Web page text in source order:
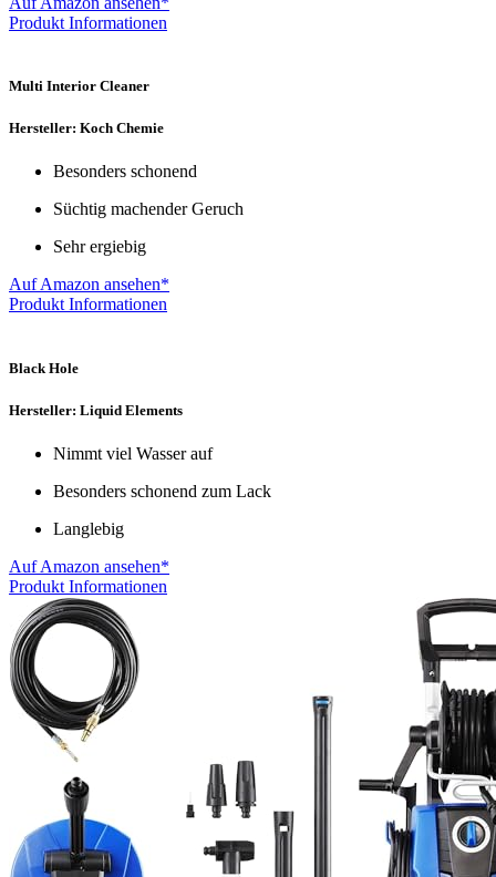
Produkt Informationen
Multi Interior Cleaner
Hersteller: Koch Chemie
Besonders schonend
Süchtig machender Geruch
Sehr ergiebig
Auf Amazon ansehen*
Produkt Informationen
Black Hole
Hersteller: Liquid Elements
Nimmt viel Wasser auf
Besonders schonend zum Lack
Langlebig
Auf Amazon ansehen*
Produkt Informationen